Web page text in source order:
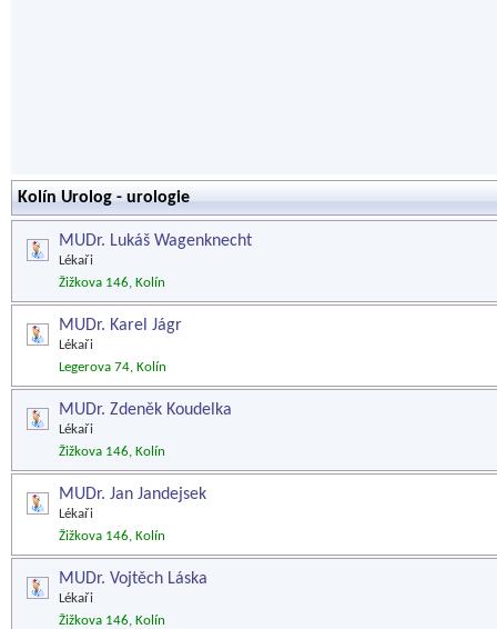
Kolín Urolog - urologie
MUDr. Lukáš Wagenknecht
Lékaři
Žižkova 146, Kolín
MUDr. Karel Jágr
Lékaři
Legerova 74, Kolín
MUDr. Zdeněk Koudelka
Lékaři
Žižkova 146, Kolín
MUDr. Jan Jandejsek
Lékaři
Žižkova 146, Kolín
MUDr. Vojtěch Láska
Lékaři
Žižkova 146, Kolín